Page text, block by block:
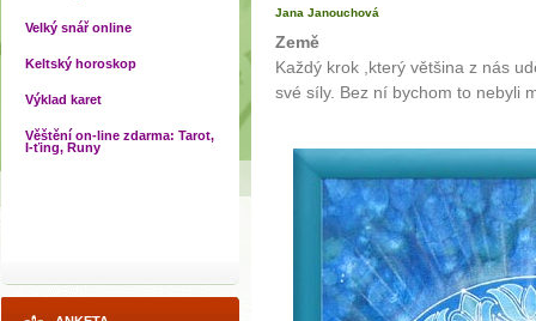
Velký snář online
Keltský horoskop
Výklad karet
Věštění on-line zdarma: Tarot,
I-ťing, Runy
Jana Janouchová
Země
Každý krok ,který většina z nás
své síly. Bez ní bychom to nebyli